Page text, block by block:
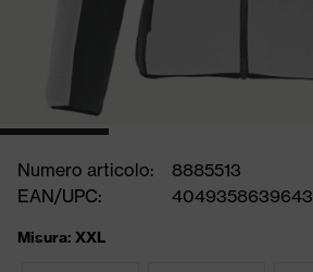
Numero articolo:
8885513
EAN/UPC:
4049358639643
Misura: XXL